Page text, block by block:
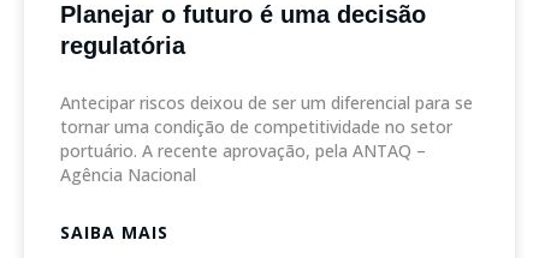
Planejar o futuro é uma decisão
regulatória
Antecipar riscos deixou de ser um diferencial para se
tornar uma condição de competitividade no setor
portuário. A recente aprovação, pela ANTAQ –
Agência Nacional
SAIBA MAIS